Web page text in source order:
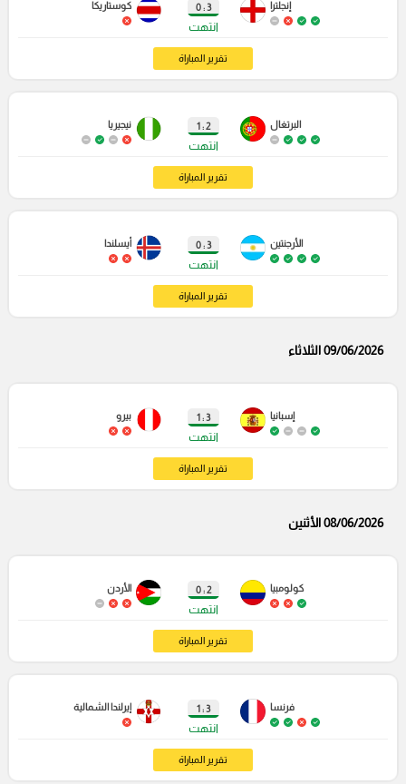
إنجلترا 3 : 0
انتهت
كوستاريكا
تقرير المباراة
البرتغال 2 : 1
انتهت
نيجيريا
تقرير المباراة
الأرجنتين 3 : 0
انتهت
أيسلندا
تقرير المباراة
09/06/2026 الثلاثاء
إسبانيا 3 : 1
انتهت
بيرو
تقرير المباراة
08/06/2026 الأثنين
كولومبيا 2 : 0
انتهت
الأردن
تقرير المباراة
فرنسا 3 : 1
انتهت
إيرلندا الشمالية
تقرير المباراة